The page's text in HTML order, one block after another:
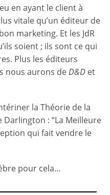
en ayant le client à
vitale qu’un éditeur de
marketing. Et les JdR
soient ; ils sont ce qui
Plus les éditeurs
nous aurons deD&D et
la Théorie de la
Darlington : “La Meilleure
qui fait vendre le
pour cela…